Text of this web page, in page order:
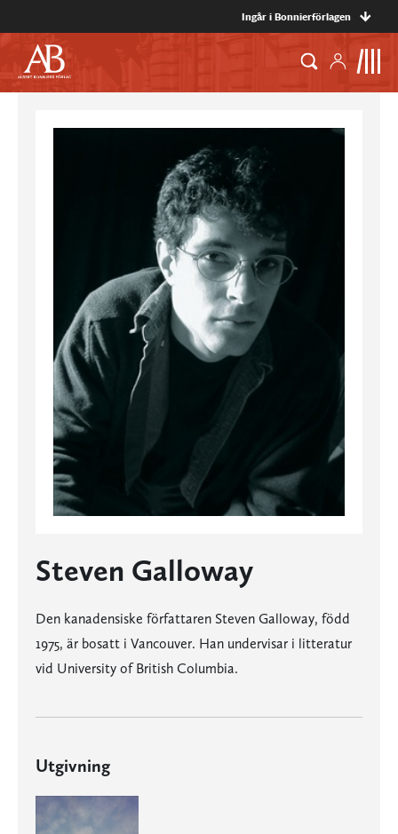
Ingår i Bonnierförlagen
Steven Galloway
Den kanadensiske författaren Steven Galloway, född
1975, är bosatt i Vancouver. Han undervisar i litteratur
vid University of British Columbia.
Utgivning